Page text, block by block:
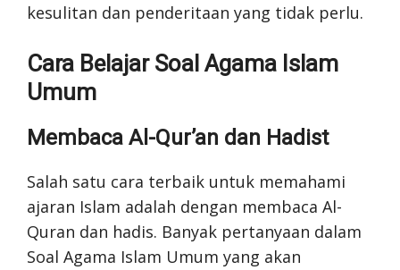
kesulitan dan penderitaan yang tidak perlu.
Cara Belajar Soal Agama Islam
Umum
Membaca Al-Qur’an dan Hadist
Salah satu cara terbaik untuk memahami
ajaran Islam adalah dengan membaca Al-
Quran dan hadis. Banyak pertanyaan dalam
Soal Agama Islam Umum yang akan